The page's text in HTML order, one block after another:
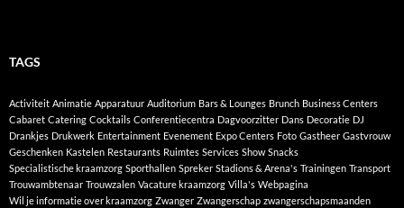
TAGS
Activiteit Animatie Apparatuur Auditorium Bars & Lounges Brunch Business Centers
Cabaret Catering Cocktails Conferentiecentra Dagvoorzitter Dans Decoratie DJ
Drankjes Drukwerk Entertainment Evenement Expo Centers Foto Gastheer Gastvrouw
Geschenken Kastelen Restaurants Ruimtes Services Show Snacks
Specialistische kraamzorg Sporthallen Spreker Stadions & Arena's Trainingen Transport
Trouwambtenaar Trouwzalen Vacature kraamzorg Villa's Webpagina
Wil je informatie over kraamzorg Zwanger Zwangerschap zwangerschapsmaanden